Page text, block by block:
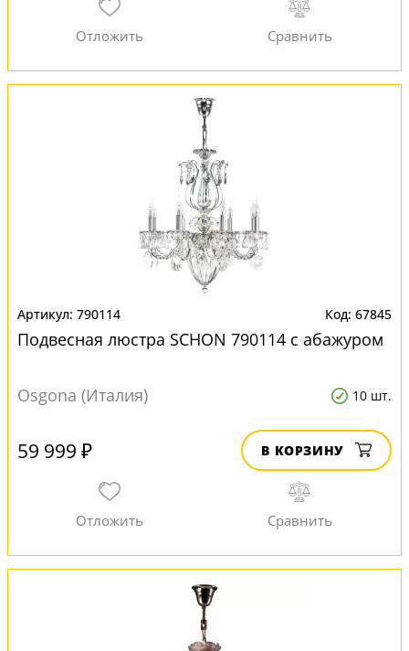
790114 67845
Подвесная люстра SCHON 790114 с абажуром
Osgona (Италия) 10 шт.
59 999 ₽ В КОРЗИНУ